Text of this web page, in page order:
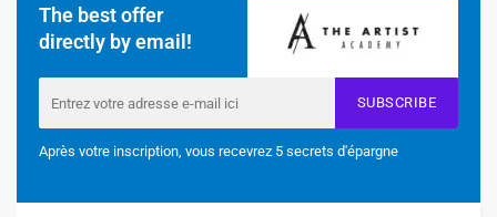
The best offer
directly by email!
SUBSCRIBE
Après votre inscription, vous recevrez 5 secrets d'épargne